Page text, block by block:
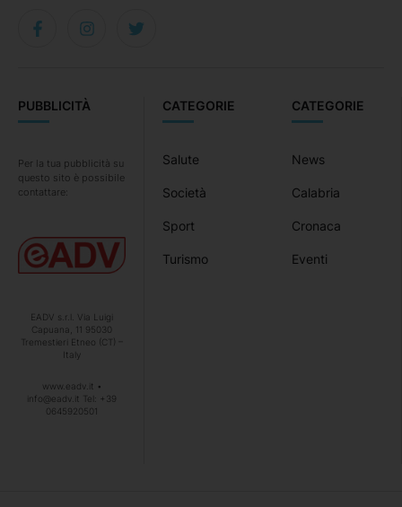
CATEGORIE
News
Calabria
Cronaca
Eventi
CATEGORIE
Salute
Società
Sport
Turismo
PUBBLICITÀ
Per la tua pubblicità su
questo sito è possibile
contattare:
EADV s.r.l. Via Luigi
Capuana, 11 95030
Tremestieri Etneo (CT) –
Italy
www.eadv.it •
info@eadv.it Tel: +39
0645920501